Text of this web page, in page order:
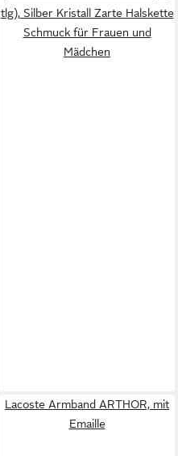
tlg), Silber Kristall Zarte Halskette
Schmuck für Frauen und
Mädchen
Lacoste Armband ARTHOR, mit
Emaille